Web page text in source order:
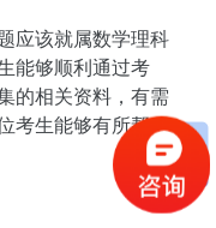
该就属数学理科
能够顺利通过考
的相关资料，有需
考生能够有所帮